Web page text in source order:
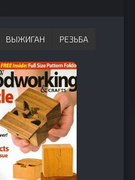
ВЫЖИГАН РЕЗЬБА